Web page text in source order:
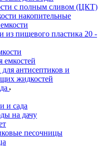
с полным сливом (ЦКТ)
накопительные
из пищевого пластика 20 -
емкостей
антисептиков и
жидкостей
и сада
на дачу
песочницы